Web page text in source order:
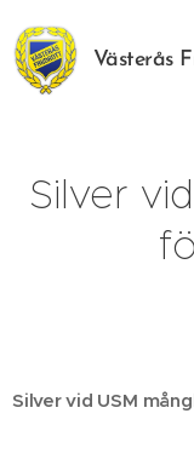
Västerås
Silver
Silver vid USM